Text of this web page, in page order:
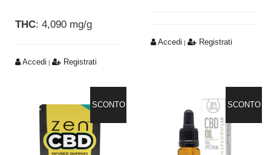
THC: 4,090 mg/g
Accedi | Registrati
Accedi | Registrati
SCONTO SCONTO